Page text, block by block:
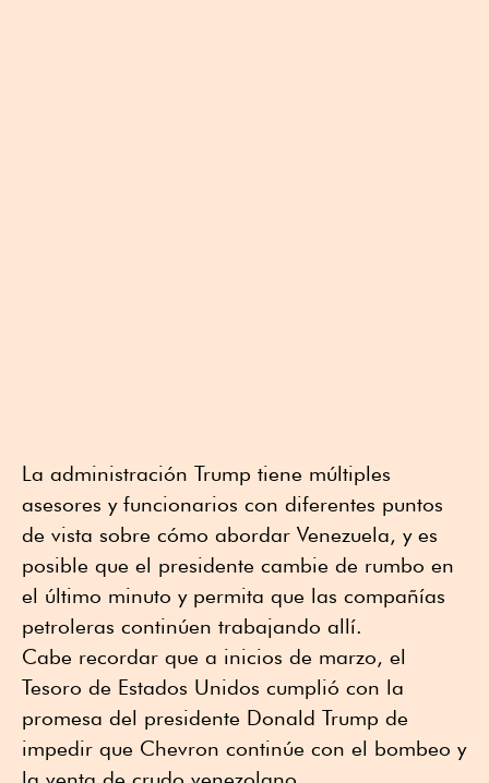
La administración Trump tiene múltiples
asesores y funcionarios con diferentes puntos
de vista sobre cómo abordar Venezuela, y es
posible que el presidente cambie de rumbo en
el último minuto y permita que las compañías
petroleras continúen trabajando allí.
Cabe recordar que a inicios de marzo, el
Tesoro de Estados Unidos cumplió con la
promesa del presidente Donald Trump de
impedir que Chevron continúe con el bombeo y